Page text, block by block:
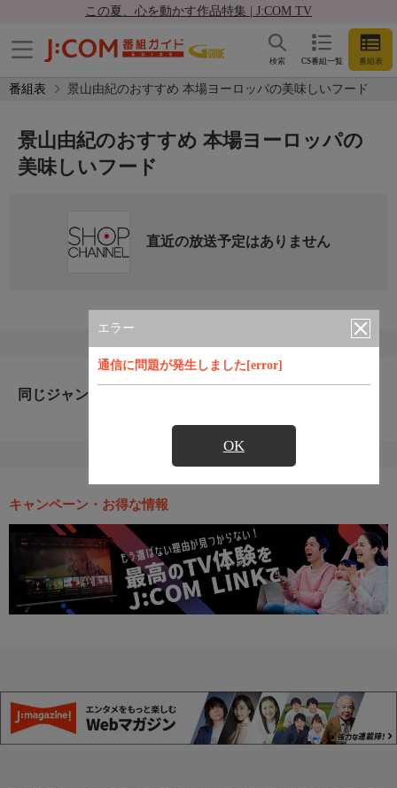
この夏、心を動かす作品特集 | J:COM TV
CS番組一覧 番組表
検索
番組表 景山由紀のおすすめ 本場ヨーロッパの美味しいフード
エラー
通信に問題が発生しました[error]
OK
景山由紀のおすすめ 本場ヨーロッパの
美味しいフード
直近の放送予定はありません
同じジャンルのおすすめ番組
キャンペーン・お得な情報